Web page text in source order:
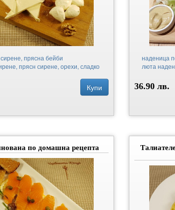
прясна бейби
прясн сирене, орехи, сладко
Купи
наденица
люта
36.90 лв.
по домашна рецепта